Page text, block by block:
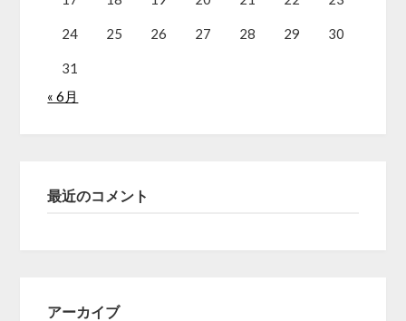
24 25 26 27 28 29 30
31
« 6月
最近のコメント
アーカイブ